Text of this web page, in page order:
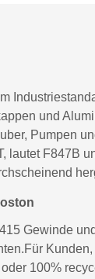
und
Pumpen
lautet F847B
Gewinde
100%